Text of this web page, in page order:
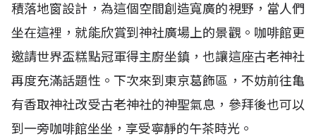
積落地窗設計，為這個空間創造寬廣的視野，當人們
坐在這裡，就能欣賞到神社廣場上的景觀。咖啡館更
邀請世界盃糕點冠軍得主廚坐鎮，也讓這座古老神社
再度充滿話題性。下次來到東京葛飾區，不妨前往亀
有香取神社改受古老神社的神聖氣息，參拜後也可以
到一旁咖啡館坐坐，享受寧靜的午茶時光。